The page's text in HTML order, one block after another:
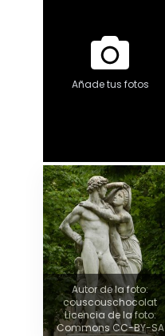
Añade tus fotos
Autor de la foto:
couscouschocolat
Licencia de la foto:
Commons CC-BY-SA